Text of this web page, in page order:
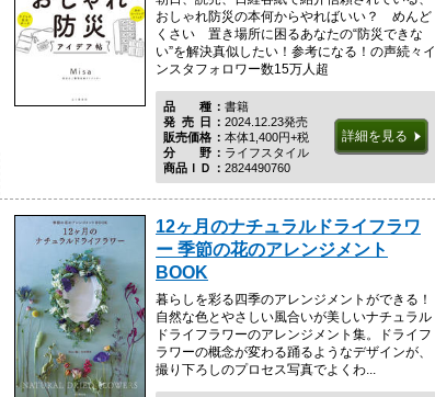
おしゃれ防災の本何からやればいい？ めんど
くさい 置き場所に困るあなたの“防災できな
い”を解決真似したい！参考になる！の声続々イ
ンスタフォロワー数15万人超
品種書籍
発売日 2024.12.23発売
販売価格
本体1,400円+税
分野ライフスタイル
商品ＩＤ
2824490760
詳細を見る
12ヶ月のナチュラルドライフラワ
ー 季節の花のアレンジメント
BOOK
暮らしを彩る四季のアレンジメントができる！
自然な色とやさしい風合いが美しいナチュラル
ドライフラワーのアレンジメント集。ドライフ
ラワーの概念が変わる踊るようなデザインが、
撮り下ろしのプロセス写真でよくわ...